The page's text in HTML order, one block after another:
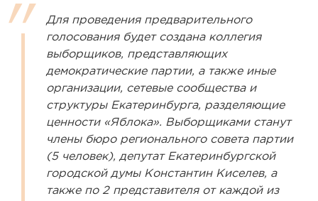
Для проведения предварительного
голосования будет создана коллегия
выборщиков, представляющих
демократические партии, а также иные
организации, сетевые сообщества и
структуры Екатеринбурга, разделяющие
ценности «Яблока». Выборщиками станут
члены бюро регионального совета партии
(5 человек), депутат Екатеринбургской
городской думы Константин Киселев, а
также по 2 представителя от каждой из